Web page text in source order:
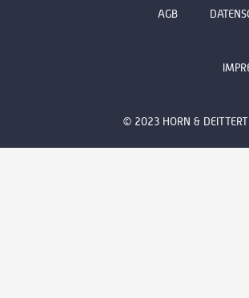
AGB
© 2023 HORN &